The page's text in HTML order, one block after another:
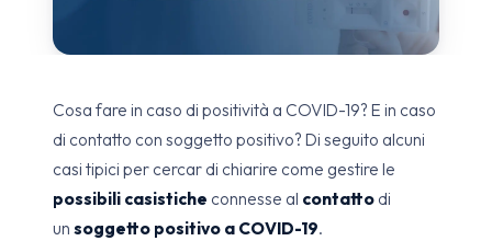
Cosa fare in caso di positività a COVID-19? E in caso
di contatto con soggetto positivo? Di seguito alcuni
casi tipici per cercar di chiarire come gestire le
possibili casistiche connesse al contatto di
un soggetto positivo a COVID-19.